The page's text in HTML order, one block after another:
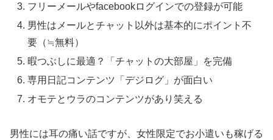
フリーメールやfacebookログインでの登録が可能
男性はメールとチャット以外は基本的にポイント不
要（≒無料）
暇つぶしに最適？「チャットの大部屋」を完備
専用日記コンテンツ「デジログ」が面白い
オモテとウラのコンテンツがあり笑える
男性には耳の痛い話ですが、女性限定でお小遣いも稼げる